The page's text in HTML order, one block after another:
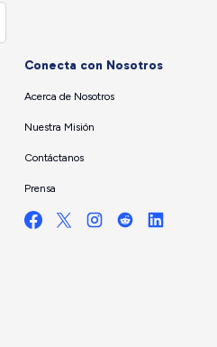
Conecta con Nosotros
Acerca de Nosotros
Nuestra Misión
Contáctanos
Prensa